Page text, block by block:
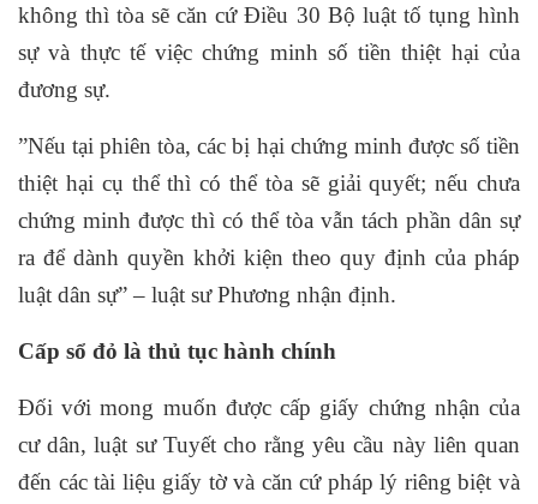
không thì tòa sẽ căn cứ Điều 30 Bộ luật tố tụng hình
sự và thực tế việc chứng minh số tiền thiệt hại của
đương sự.
”Nếu tại phiên tòa, các bị hại chứng minh được số tiền
thiệt hại cụ thể thì có thể tòa sẽ giải quyết; nếu chưa
chứng minh được thì có thể tòa vẫn tách phần dân sự
ra để dành quyền khởi kiện theo quy định của pháp
luật dân sự” – luật sư Phương nhận định.
Cấp sổ đỏ là thủ tục hành chính
Đối với mong muốn được cấp giấy chứng nhận của
cư dân, luật sư Tuyết cho rằng yêu cầu này liên quan
đến các tài liệu giấy tờ và căn cứ pháp lý riêng biệt và